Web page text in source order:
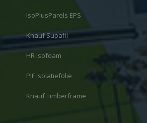
IsoPlusParels EPS
Knauf Supafil
HR Isofoam
PIF isolatiefolie
Knauf Timberframe